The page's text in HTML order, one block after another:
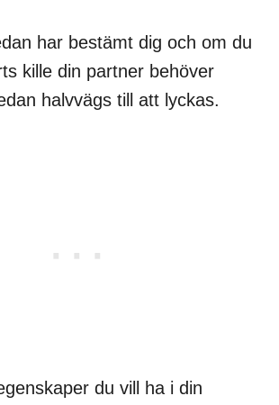
har bestämt dig och om du
kille din partner behöver
halvvägs till att lyckas.
du vill ha i din